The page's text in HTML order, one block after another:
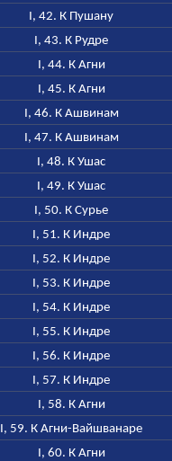
I, 42. К Пушану
I, 43. К Рудре
I, 44. К Агни
I, 45. К Агни
I, 46. К Ашвинам
I, 47. К Ашвинам
I, 48. К Ушас
I, 49. К Ушас
I, 50. К Сурье
I, 51. К Индре
I, 52. К Индре
I, 53. К Индре
I, 54. К Индре
I, 55. К Индре
I, 56. К Индре
I, 57. К Индре
I, 58. К Агни
I, 59. К Агни-Вайшванаре
I, 60. К Агни